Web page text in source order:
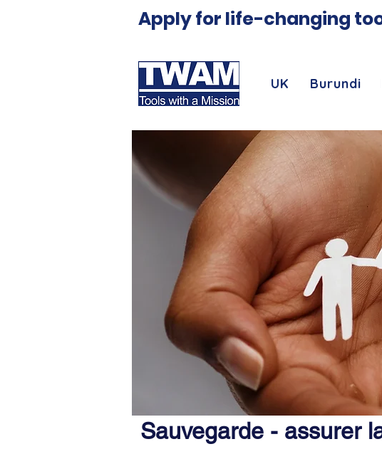
Apply for life-changing
UK Burundi
Sauvegarde - assurer